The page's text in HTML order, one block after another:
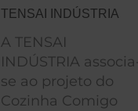
TENSAI INDÚSTRIA
A TENSAI
INDÚSTRIA associa-
se ao projeto do
Cozinha Comigo